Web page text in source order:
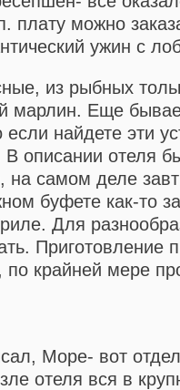
плату можно
ужин с
из рыбных
марлин. Еще
найдете эти
описании отеля
самом деле
буфете как-то
Для
Приготовление
по крайней мере
Море- вот
отеля вся в